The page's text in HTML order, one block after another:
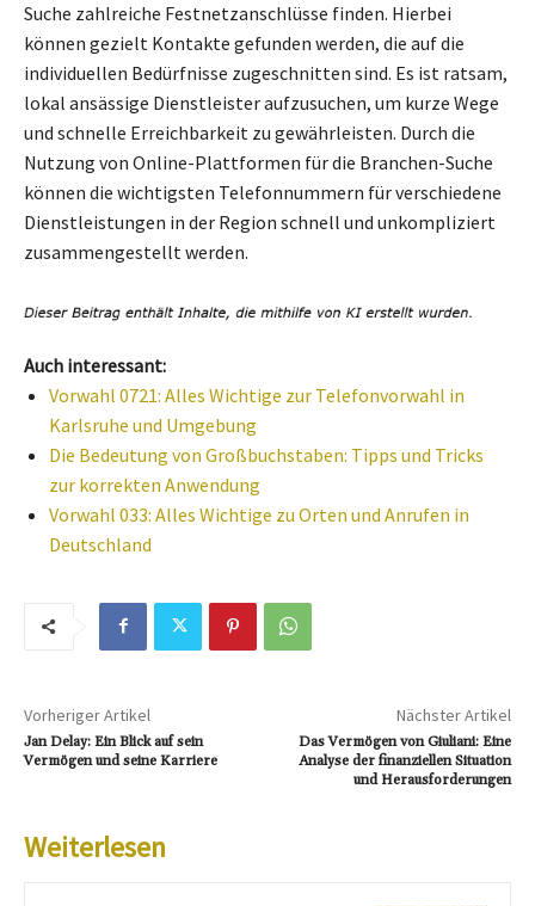
Suche zahlreiche Festnetzanschlüsse finden. Hierbei
können gezielt Kontakte gefunden werden, die auf die
individuellen Bedürfnisse zugeschnitten sind. Es ist ratsam,
lokal ansässige Dienstleister aufzusuchen, um kurze Wege
und schnelle Erreichbarkeit zu gewährleisten. Durch die
Nutzung von Online-Plattformen für die Branchen-Suche
können die wichtigsten Telefonnummern für verschiedene
Dienstleistungen in der Region schnell und unkompliziert
zusammengestellt werden.
Auch interessant:
Vorwahl 0721: Alles Wichtige zur Telefonvorwahl in
Karlsruhe und Umgebung
Die Bedeutung von Großbuchstaben: Tipps und Tricks
zur korrekten Anwendung
Vorwahl 033: Alles Wichtige zu Orten und Anrufen in
Deutschland
Vorheriger Artikel
Jan Delay: Ein Blick auf sein
Vermögen und seine Karriere
Nächster Artikel
Das Vermögen von Giuliani: Eine
Analyse der finanziellen Situation
und Herausforderungen
Weiterlesen